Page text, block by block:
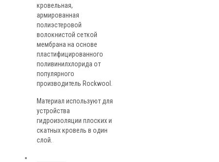
кровельная,
армированная
полиэстеровой
волокнистой сеткой
мембрана на основе
пластифицированного
поливинилхлорида от
популярного
производитель Rockwool.
Материал используют для
устройства
гидроизоляции плоских и
скатных кровель в один
слой.